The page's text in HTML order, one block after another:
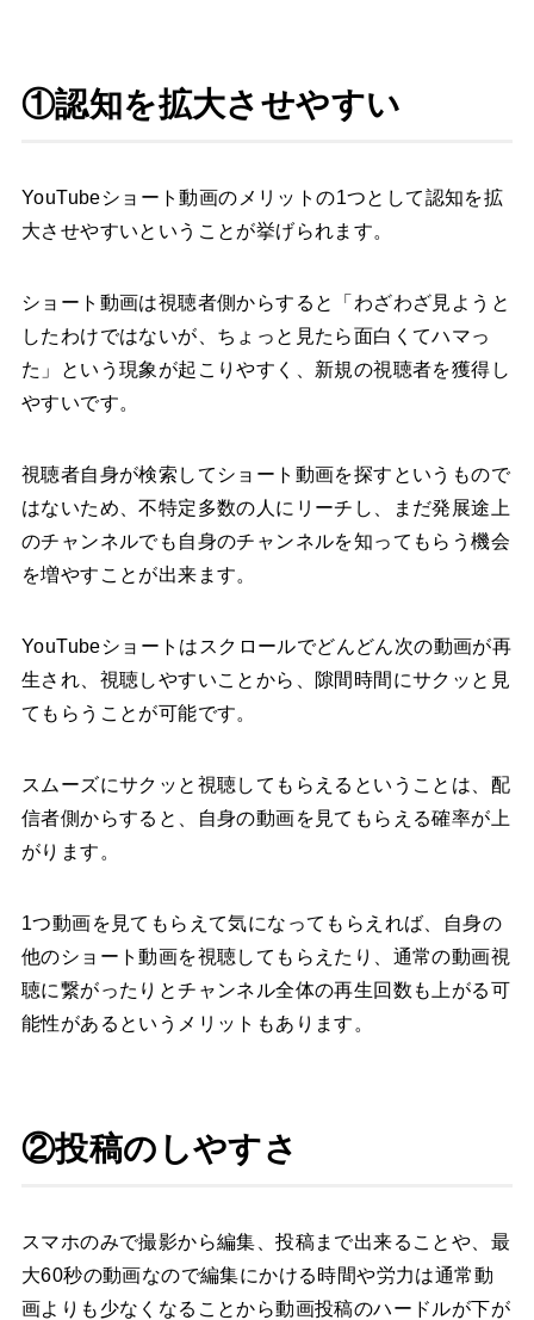
①認知を拡大させやすい
YouTubeショート動画のメリットの1つとして認知を拡
大させやすいということが挙げられます。
ショート動画は視聴者側からすると「わざわざ見ようと
したわけではないが、ちょっと見たら面白くてハマっ
た」という現象が起こりやすく、新規の視聴者を獲得し
やすいです。
視聴者自身が検索してショート動画を探すというもので
はないため、不特定多数の人にリーチし、まだ発展途上
のチャンネルでも自身のチャンネルを知ってもらう機会
を増やすことが出来ます。
YouTubeショートはスクロールでどんどん次の動画が再
生され、視聴しやすいことから、隙間時間にサクッと見
てもらうことが可能です。
スムーズにサクッと視聴してもらえるということは、配
信者側からすると、自身の動画を見てもらえる確率が上
がります。
1つ動画を見てもらえて気になってもらえれば、自身の
他のショート動画を視聴してもらえたり、通常の動画視
聴に繋がったりとチャンネル全体の再生回数も上がる可
能性があるというメリットもあります。
②投稿のしやすさ
スマホのみで撮影から編集、投稿まで出来ることや、最
大60秒の動画なので編集にかける時間や労力は通常動
画よりも少なくなることから動画投稿のハードルが下が